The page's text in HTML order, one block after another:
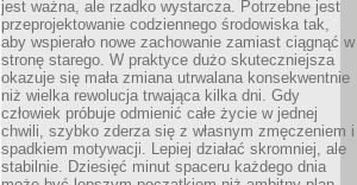
jest ważna, ale rzadko wystarcza. Potrzebne jest
przeprojektowanie codziennego środowiska tak,
aby wspierało nowe zachowanie zamiast ciągnąć w
stronę starego. W praktyce dużo skuteczniejsza
okazuje się mała zmiana utrwalana konsekwentnie
niż wielka rewolucja trwająca kilka dni. Gdy
człowiek próbuje odmienić całe życie w jednej
chwili, szybko zderza się z własnym zmęczeniem i
spadkiem motywacji. Lepiej działać skromniej, ale
stabilnie. Dziesięć minut spaceru każdego dnia